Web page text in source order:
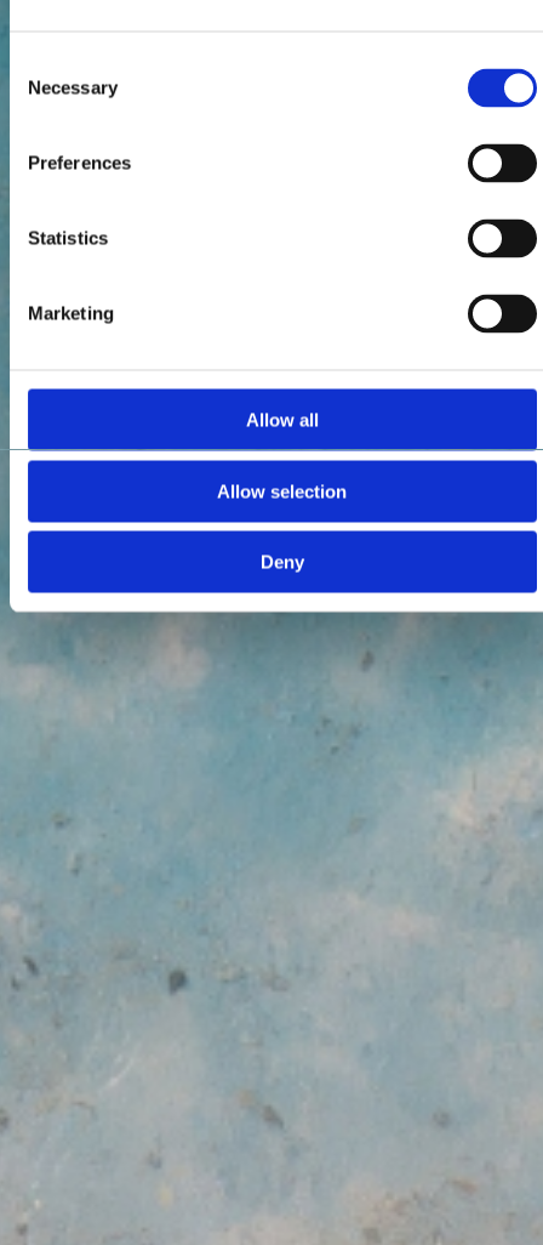
Selection
Necessary
Preferences
Statistics
Marketing
Allow all
Allow selection
Deny